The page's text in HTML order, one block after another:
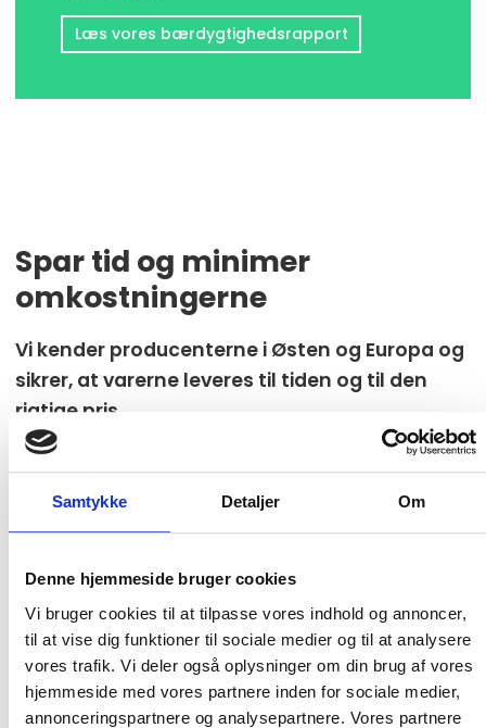
Samtykke Detaljer Om
Denne hjemmeside bruger cookies
Vi bruger cookies til at tilpasse vores indhold og annoncer,
til at vise dig funktioner til sociale medier og til at analysere
vores trafik. Vi deler også oplysninger om din brug af vores
hjemmeside med vores partnere inden for sociale medier,
annonceringspartnere og analysepartnere. Vores partnere
Læs vores bærdygtighedsrapport
Spar tid og minimer
omkostningerne
Vi kender producenterne i Østen og Europa og
sikrer, at varerne leveres til tiden og til den
rigtige pris.
Vores strenge kvalitetskontrol garanterer, at alle
leverandører er godkendte og certificerede.
Vi kvalitetssikrer varerne ved ankomst til INDURA med visuel
kontrol, opmålingskontrol, funktionstest og kemisk
leverandører underskriverINDURA Supplier Code of
Conductfor at sikre høj standard.